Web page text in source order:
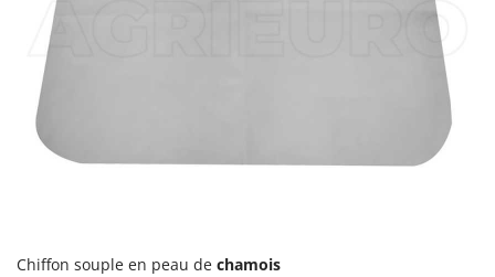
W
Weber
Chiffon souple en peau de chamois